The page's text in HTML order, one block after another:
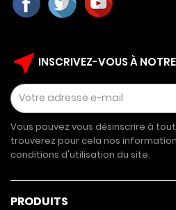
near_me INSCRIVEZ-VOUS À
Vous pouvez vous désinscrire à
trouverez pour cela nos
conditions d'utilisation du site.
PRODUITS